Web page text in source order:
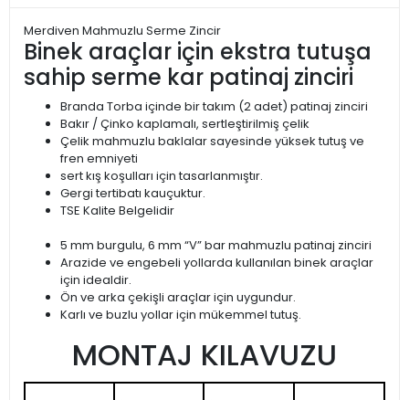
Merdiven Mahmuzlu Serme Zincir
Binek araçlar için ekstra tutuşa
sahip serme kar patinaj zinciri
Branda Torba içinde bir takım (2 adet) patinaj zinciri
Bakır / Çinko kaplamalı, sertleştirilmiş çelik
Çelik mahmuzlu baklalar sayesinde yüksek tutuş ve
fren emniyeti
sert kış koşulları için tasarlanmıştır.
Gergi tertibatı kauçuktur.
TSE Kalite Belgelidir
5 mm burgulu, 6 mm “V” bar mahmuzlu patinaj zinciri
Arazide ve engebeli yollarda kullanılan binek araçlar
için idealdir.
Ön ve arka çekişli araçlar için uygundur.
Karlı ve buzlu yollar için mükemmel tutuş.
MONTAJ KILAVUZU